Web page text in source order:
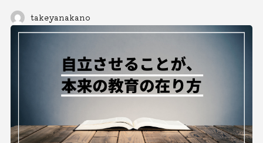
takeyanakano